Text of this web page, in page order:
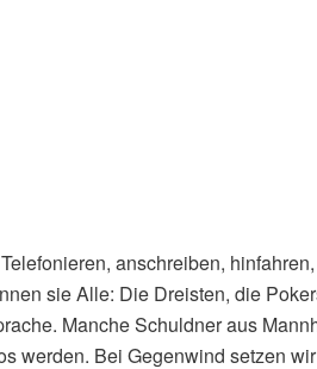
anschreiben,
sie Alle: Die Dreisten, die
Manche Schuldner aus
werden. Bei Gegenwind setzen